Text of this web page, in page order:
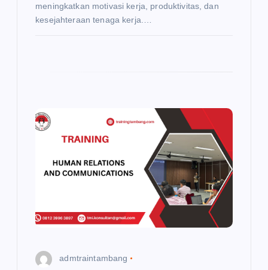
meningkatkan motivasi kerja, produktivitas, dan
kesejahteraan tenaga kerja.…
admtraintambang